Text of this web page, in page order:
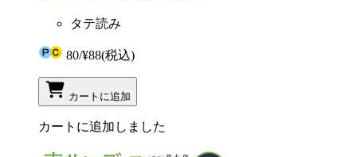
タテ読み
80/¥88(税込)
カートに追加
カートに追加しました